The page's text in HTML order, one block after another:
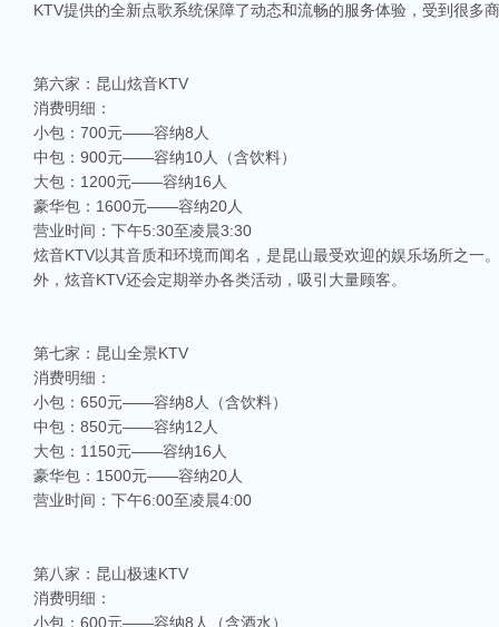
KTV提供的全新点歌系统保障了动态和流畅的服务体验，受到很多
第六家：昆山炫音KTV
消费明细：
小包：700元——容纳8人
中包：900元——容纳10人（含饮料）
大包：1200元——容纳16人
豪华包：1600元——容纳20人
营业时间：下午5:30至凌晨3:30
炫音KTV以其音质和环境而闻名，是昆山最受欢迎的娱乐场所之一
外，炫音KTV还会定期举办各类活动，吸引大量顾客。
第七家：昆山全景KTV
消费明细：
小包：650元——容纳8人（含饮料）
中包：850元——容纳12人
大包：1150元——容纳16人
豪华包：1500元——容纳20人
营业时间：下午6:00至凌晨4:00
第八家：昆山极速KTV
消费明细：
小包：600元——容纳8人（含酒水）